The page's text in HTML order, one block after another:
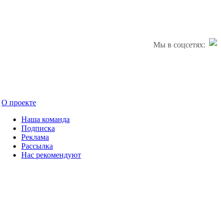
Мы в соцсетях:
О проекте
Наша команда
Подписка
Реклама
Рассылка
Нас рекомендуют